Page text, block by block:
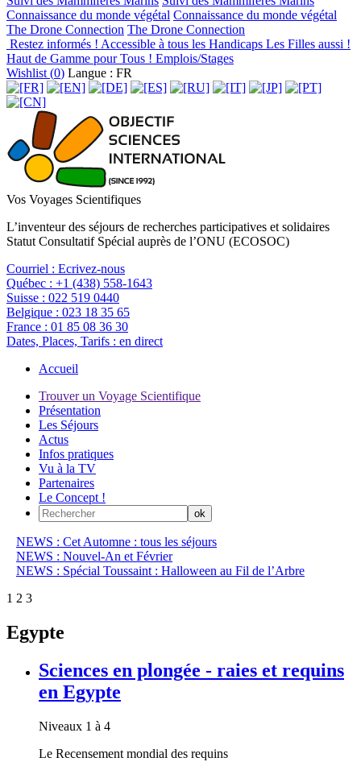
Connaissance du monde végétal Connaissance du monde végétal
The Drone Connection The Drone Connection
Restez informés ! Accessible à tous les Handicaps Les Filles aussi !
Haut de Gamme pour Tous ! Emplois/Stages
Wishlist (0) Langue : FR
Vos Voyages Scientifiques
L’inventeur des séjours de recherches participatives et solidaires
Statut Consultatif Spécial auprès de l’ONU (ECOSOC)
Courriel : Ecrivez-nous
Québec : +1 (438) 558-1643
Suisse : 022 519 0440
Belgique : 023 18 35 65
France : 01 85 08 36 30
Dates, Places, Tarifs : en direct
Accueil
Trouver un Voyage Scientifique
Présentation
Les Séjours
Actus
Infos pratiques
Vu à la TV
Partenaires
Le Concept !
NEWS : Cet Automne : tous les séjours
NEWS : Nouvel-An et Février
NEWS : Spécial Toussaint : Halloween au Fil de l’Arbre
1 2 3
Egypte
Sciences en plongée - raies et requins
en Egypte
Niveaux 1 à 4
Le Recensement mondial des requins